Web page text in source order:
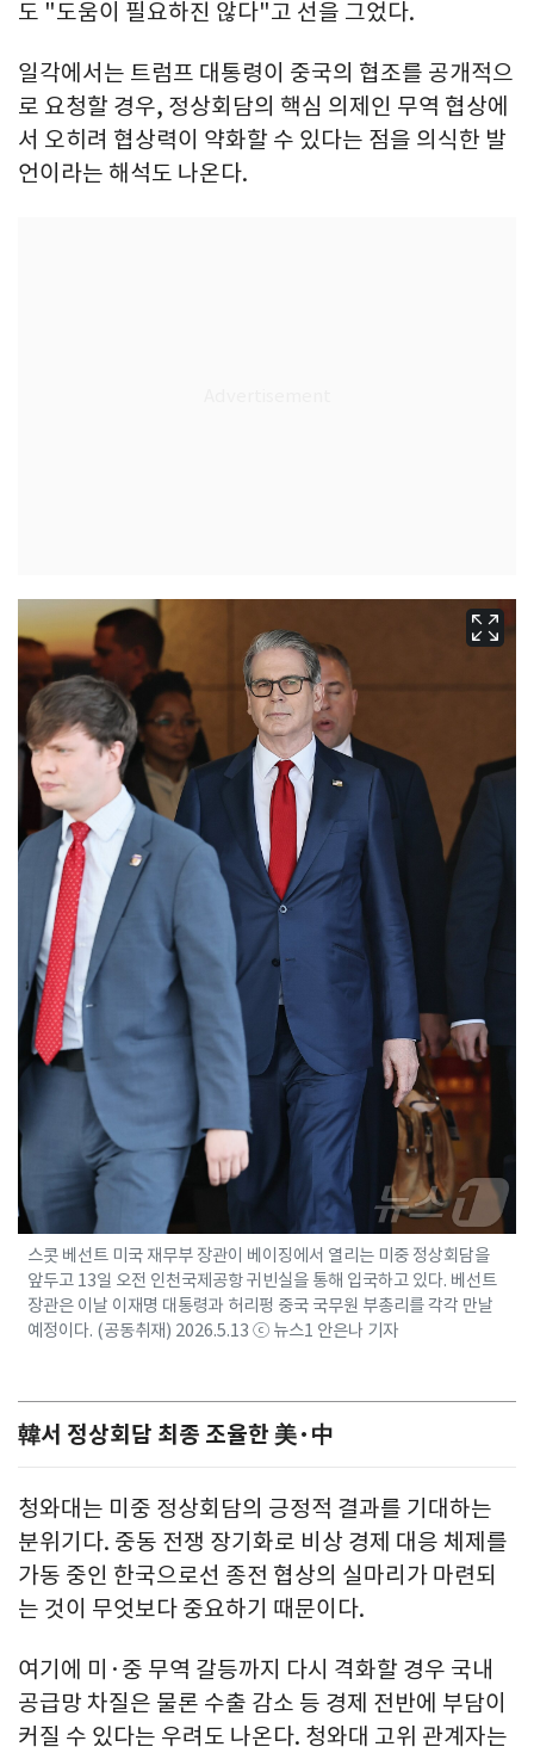
도 "도움이 필요하진 않다"고 선을 그었다.
일각에서는 트럼프 대통령이 중국의 협조를 공개적으
로 요청할 경우, 정상회담의 핵심 의제인 무역 협상에
서 오히려 협상력이 약화할 수 있다는 점을 의식한 발
언이라는 해석도 나온다.
스콧 베선트 미국 재무부 장관이 베이징에서 열리는 미중 정상회담을
앞두고 13일 오전 인천국제공항 귀빈실을 통해 입국하고 있다. 베선트
장관은 이날 이재명 대통령과 허리펑 중국 국무원 부총리를 각각 만날
예정이다. (공동취재) 2026.5.13 ⓒ 뉴스1 안은나 기자
韓서 정상회담 최종 조율한 美·中
청와대는 미중 정상회담의 긍정적 결과를 기대하는
분위기다. 중동 전쟁 장기화로 비상 경제 대응 체제를
가동 중인 한국으로선 종전 협상의 실마리가 마련되
는 것이 무엇보다 중요하기 때문이다.
여기에 미·중 무역 갈등까지 다시 격화할 경우 국내
공급망 차질은 물론 수출 감소 등 경제 전반에 부담이
커질 수 있다는 우려도 나온다. 청와대 고위 관계자는